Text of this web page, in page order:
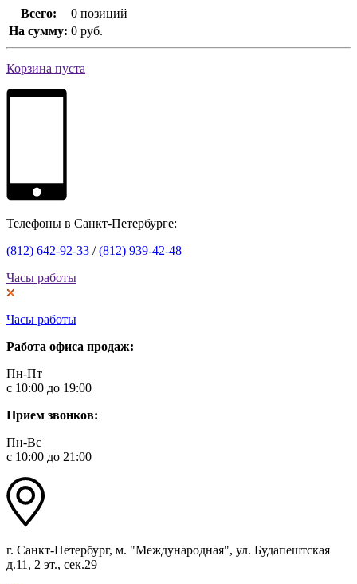
Всего:
0 позиций
На сумму: 0 руб.
Корзина пуста
Телефоны в Санкт-Петербурге:
(812) 642-92-33 /(812) 939-42-48
Часы работы
Часы работы
Работа офиса продаж:
Пн-Пт
с 10:00 до 19:00
Прием звонков:
Пн-Вс
с 10:00 до 21:00
г. Санкт-Петербург, м. "Международная", ул. Будапештская
д.11, 2 эт., сек.29